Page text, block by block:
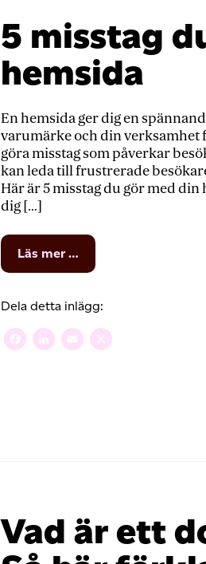
5 misstag
hemsida
En hemsida ger dig en
varumärke och din verksamhet
göra misstag som påverkar
kan leda till frustrerade
Här är 5 misstag du gör med
dig […]
Läs mer …
du
gör
med
din
Dela detta inlägg:
Facebook
LinkedIn
Email
Vad är ett